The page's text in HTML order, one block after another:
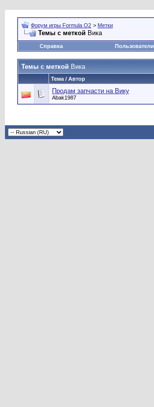
Форум игры Formula O2 > Метки
Темы с меткой Вика
Справка Пользователи
Темы с меткой Вика
Тема / Автор
Продам запчасти на Вику
Abak1987